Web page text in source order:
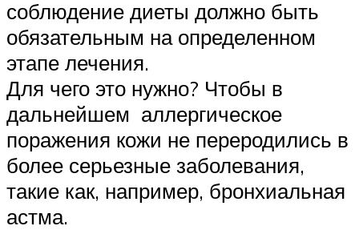
соблюдение диеты должно быть
обязательным на определенном
этапе лечения.
Для чего это нужно? Чтобы в
дальнейшем аллергическое
поражения кожи не переродились в
более серьезные заболевания,
такие как, например, бронхиальная
астма.